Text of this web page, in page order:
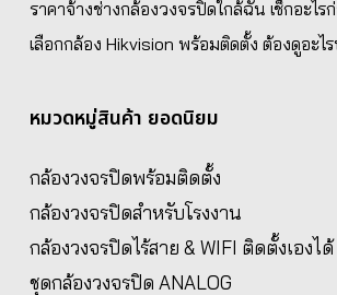
ราคาจ้างช่างกล้องวงจรปิดใกล้ฉัน เช็กอะไ
เลือกกล้อง Hikvision พร้อมติดตั้ง ต้องดูอะไ
หมวดหมู่สินค้า ยอดนิยม
กล้องวงจรปิดพร้อมติดตั้ง
กล้องวงจรปิดสำหรับโรงงาน
กล้องวงจรปิดไร้สาย & WIFI ติดตั้งเองได้
ชุดกล้องวงจรปิด ANALOG